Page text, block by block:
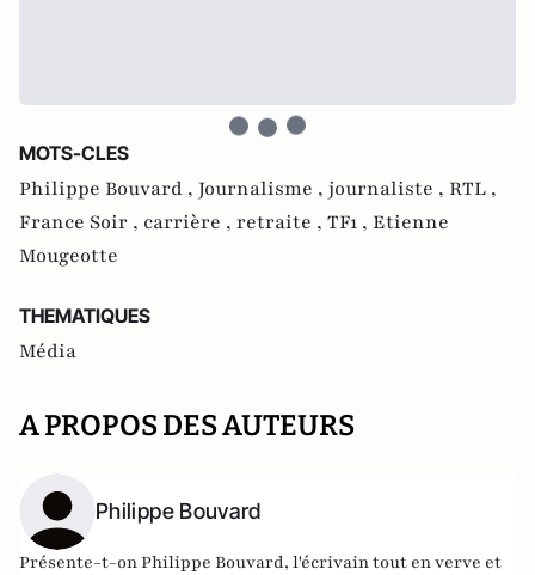
MOTS-CLES
Philippe Bouvard , Journalisme , journaliste , RTL ,
France Soir , carrière , retraite , TF1 , Etienne
Mougeotte
THEMATIQUES
Média
A PROPOS DES AUTEURS
Philippe Bouvard
Présente-t-on Philippe Bouvard, l'écrivain tout en verve et